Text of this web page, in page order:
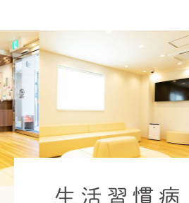
Previous